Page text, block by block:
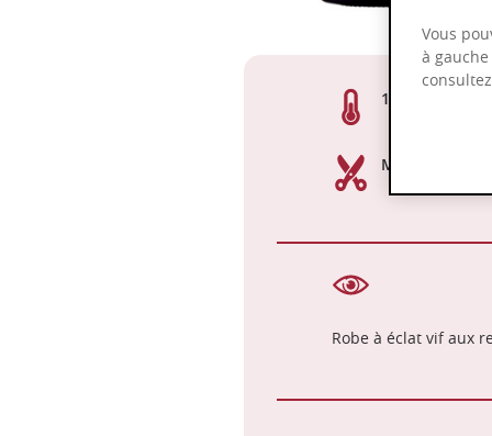
13,00%
Manuelle
Robe à éclat vif aux
Vous
à